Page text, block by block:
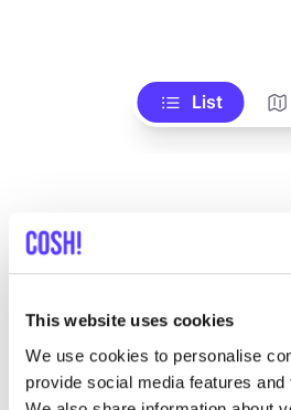
This website uses cookies
We use cookies to personalise
provide social media features
List
Andere Marken